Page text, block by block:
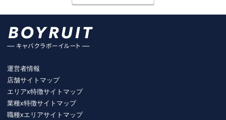
運営者情報
店舗サイトマップ
エリアx特徴サイトマップ
業種x特徴サイトマップ
職種xエリアサイトマップ